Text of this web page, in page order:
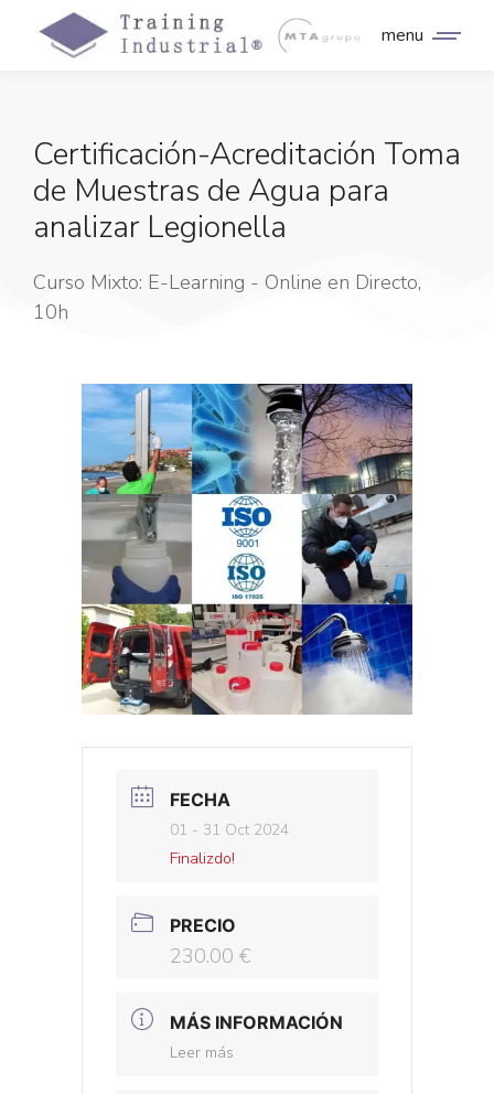
menu
Certificación-Acreditación Toma
de Muestras de Agua para
analizar Legionella
Curso Mixto: E-Learning - Online en Directo,
10h
FECHA
01 - 31 Oct 2024
Finalizdo!
PRECIO
230.00 €
MÁS INFORMACIÓN
Leer más